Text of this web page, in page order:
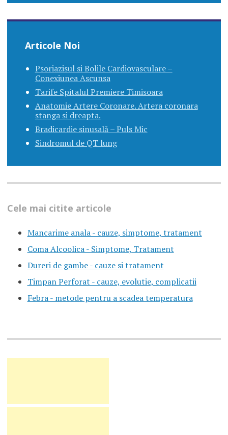
Articole Noi
Psoriazisul si Bolile Cardiovasculare –
Conexiunea Ascunsa
Tarife Spitalul Premiere Timisoara
Anatomie Artere Coronare. Artera coronara
stanga si dreapta.
Bradicardie sinusală – Puls Mic
Sindromul de QT lung
Cele mai citite articole
Mancarime anala - cauze, simptome, tratament
Coma Alcoolica - Simptome, Tratament
Dureri de gambe - cauze si tratament
Timpan Perforat - cauze, evolutie, complicatii
Febra - metode pentru a scadea temperatura